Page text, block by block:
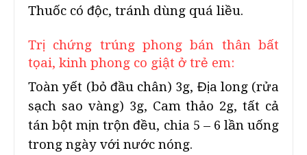
Thuốc có độc, tránh dùng quá liều.
Trị chứng trúng phong bán thân bất
tọai, kinh phong co giật ở trẻ em:
Toàn yết (bỏ đầu chân) 3g, Địa long (rửa
sạch sao vàng) 3g, Cam thảo 2g, tất cả
tán bột mịn trộn đều, chia 5 – 6 lần uống
trong ngày với nước nóng.